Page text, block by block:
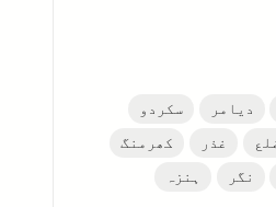
دیامر
سکردو
غذر
کھرمنگ
نگر ہنزہ